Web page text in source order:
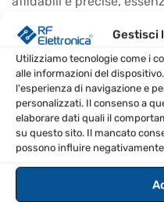
Gestisci
Utilizziamo tecnologie come i
alle informazioni del
l'esperienza di navigazione e
personalizzati. Il consenso a
elaborare dati quali il
su questo sito. Il mancato
possono influire
radio.
CARATTERISTICHE
Oscillatore controllato
Alta stabilità
Ideale per
SPECIFICHE TECNICHE